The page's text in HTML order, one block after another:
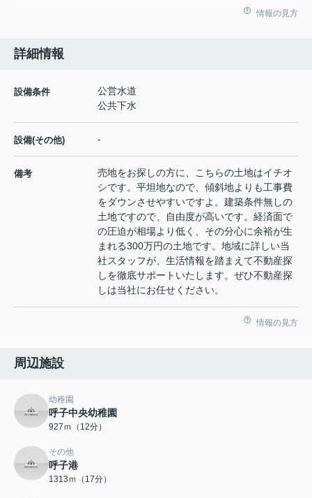
情報の見方
詳細情報
設備条件
公営水道
公共下水
設備(その他) -
備考
売地をお探しの方に、こちらの土地はイチオ
シです。平坦地なので、傾斜地よりも工事費
をダウンさせやすいですよ。建築条件無しの
土地ですので、自由度が高いです。経済面で
の圧迫が相場より低く、その分心に余裕が生
まれる300万円の土地です。地域に詳しい当
社スタッフが、生活情報を踏まえて不動産探
しを徹底サポートいたします。ぜひ不動産探
しは当社にお任せください。
情報の見方
周辺施設
幼稚園
呼子中央幼稚園
927ｍ（12分）
その他
呼子港
1313ｍ（17分）